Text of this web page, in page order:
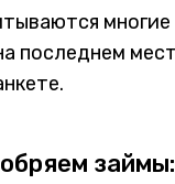
последнем
займы: